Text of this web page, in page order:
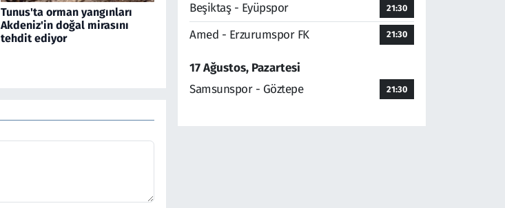
Tunus'ta orman yangınları
Akdeniz'in doğal mirasını
tehdit ediyor
Beşiktaş - Eyüpspor 21:30
Amed - Erzurumspor FK 21:30
17 Ağustos, Pazartesi
Samsunspor - Göztepe
21:30